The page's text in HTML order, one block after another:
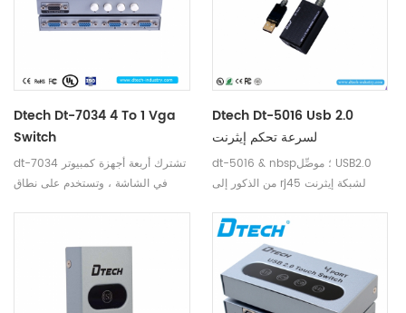
Dtech Dt-7034 4 To 1 Vga
Switch
dt-7034 تشترك أربعة أجهزة كمبيوتر
في الشاشة ، وتستخدم على نطاق
المعلومات ، وما إلى ذلك
Dtech Dt-5016 Usb 2.0
لسرعة تحكم إيثرنت
dt-5016 & nbsp؛ موصِّل USB2.0
من الذكور إلى rj45 لشبكة إيثرنت
في الثانية لكتاب أبل ماك ، لينوفو ،
ثينك باد ، ديل ، سوني ، سامسونج ،
أيسر ، آسوس وغيرها من أجهزة
الكمبيوتر المحمول ذات العلامات
التجارية ، الكمبيوتر اللوحي الذي بدون